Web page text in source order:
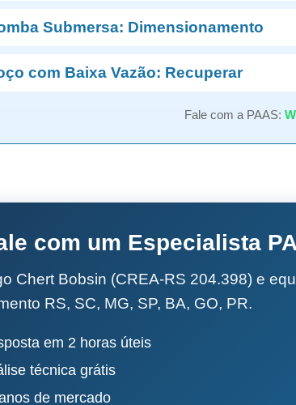
Submersa: Dimensionamento
com Baixa Vazão: Recuperar
Fale com a PAAS:
com um Especialista
Chert Bobsin (CREA-RS 204.398) e
RS, SC, MG, SP, BA, GO, PR.
em 2 horas úteis
técnica grátis
de mercado